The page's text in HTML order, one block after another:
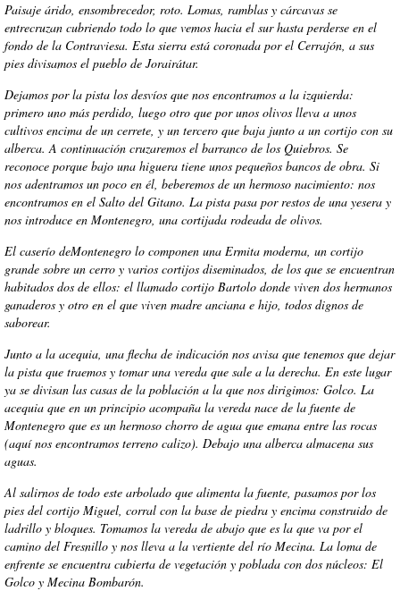
Paisaje árido, ensombrecedor, roto. Lomas, ramblas y cárcavas se
entrecruzan cubriendo todo lo que vemos hacia el sur hasta perderse en el
fondo de la Contraviesa. Esta sierra está coronada por el Cerrajón, a sus
pies divisamos el pueblo de Jorairátar.
Dejamos por la pista los desvíos que nos encontramos a la izquierda:
primero uno más perdido, luego otro que por unos olivos lleva a unos
cultivos encima de un cerrete, y un tercero que baja junto a un cortijo con su
alberca. A continuación cruzaremos el barranco de los Quiebros. Se
reconoce porque bajo una higuera tiene unos pequeños bancos de obra. Si
nos adentramos un poco en él, beberemos de un hermoso nacimiento: nos
encontramos en el Salto del Gitano. La pista pasa por restos de una yesera y
nos introduce en Montenegro, una cortijada rodeada de olivos.
El caserío deMontenegro lo componen una Ermita moderna, un cortijo
grande sobre un cerro y varios cortijos diseminados, de los que se encuentran
habitados dos de ellos: el llamado cortijo Bartolo donde viven dos hermanos
ganaderos y otro en el que viven madre anciana e hijo, todos dignos de
saborear.
Junto a la acequia, una flecha de indicación nos avisa que tenemos que dejar
la pista que traemos y tomar una vereda que sale a la derecha. En este lugar
ya se divisan las casas de la población a la que nos dirigimos: Golco. La
acequia que en un principio acompaña la vereda nace de la fuente de
Montenegro que es un hermoso chorro de agua que emana entre las rocas
(aquí nos encontramos terreno calizo). Debajo una alberca almacena sus
aguas.
Al salirnos de todo este arbolado que alimenta la fuente, pasamos por los
pies del cortijo Miguel, corral con la base de piedra y encima construido de
ladrillo y bloques. Tomamos la vereda de abajo que es la que va por el
camino del Fresnillo y nos lleva a la vertiente del río Mecina. La loma de
enfrente se encuentra cubierta de vegetación y poblada con dos núcleos: El
Golco y Mecina Bombarón.